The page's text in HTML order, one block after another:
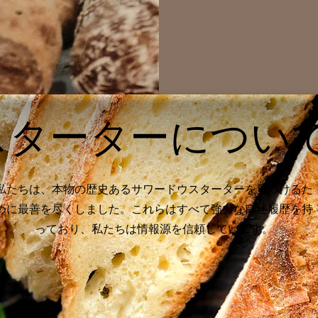
ーターについ
たちは、本物の歴史あるサワードウスターターを見つけるた
に最善を尽くしました。これらはすべて強力な口述履歴を持
っており、私たちは情報源を信頼しています。